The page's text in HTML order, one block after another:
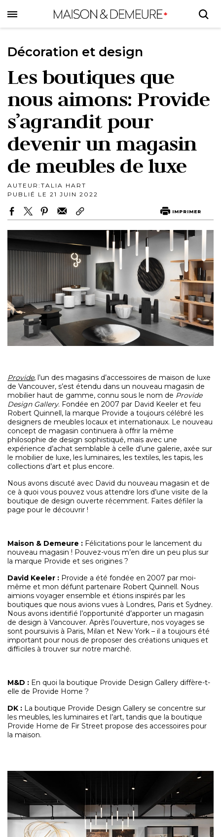
to
main
content
Décoration et design
Les boutiques que
nous aimons: Provide
s’agrandit pour
devenir un magasin
de meubles de luxe
AUTEUR: TALIA HART
PUBLIÉ LE 21 JUIN 2022
IMPRIMER
Provide, l’un des magasins d’accessoires de maison de luxe
de Vancouver, s’est étendu dans un nouveau magasin de
mobilier haut de gamme, connu sous le nom de Provide
Design Gallery. Fondée en 2007 par David Keeler et feu
Robert Quinnell, la marque Provide a toujours célébré les
designers de meubles locaux et internationaux. Le nouveau
concept de magasin continuera à offrir la même
philosophie de design sophistiqué, mais avec une
expérience d’achat semblable à celle d’une galerie, axée sur
le mobilier de luxe, les luminaires, les textiles, les tapis, les
collections d’art et plus encore.
Nous avons discuté avec David du nouveau magasin et de
ce à quoi vous pouvez vous attendre lors d’une visite de la
boutique de design ouverte récemment. Faites défiler la
page pour le découvrir !
Maison & Demeure : Félicitations pour le lancement du
nouveau magasin ! Pouvez-vous m’en dire un peu plus sur
la marque Provide et ses origines ?
David Keeler : Provide a été fondée en 2007 par moi-
même et mon défunt partenaire Robert Quinnell. Nous
aimions voyager ensemble et étions inspirés par les
boutiques que nous avions vues à Londres, Paris et Sydney.
Nous avons identifié l’opportunité d’apporter un magasin
de design à Vancouver. Après l’ouverture, nos voyages se
sont poursuivis à Paris, Milan et New York – il a toujours été
important pour nous de proposer des créations uniques et
difficiles à trouver sur notre marché.
M&D : En quoi la boutique Provide Design Gallery diffère-t-
elle de Provide Home ?
DK : La boutique Provide Design Gallery se concentre sur
les meubles, les luminaires et l’art, tandis que la boutique
Provide Home de Fir Street propose des accessoires pour
la maison.